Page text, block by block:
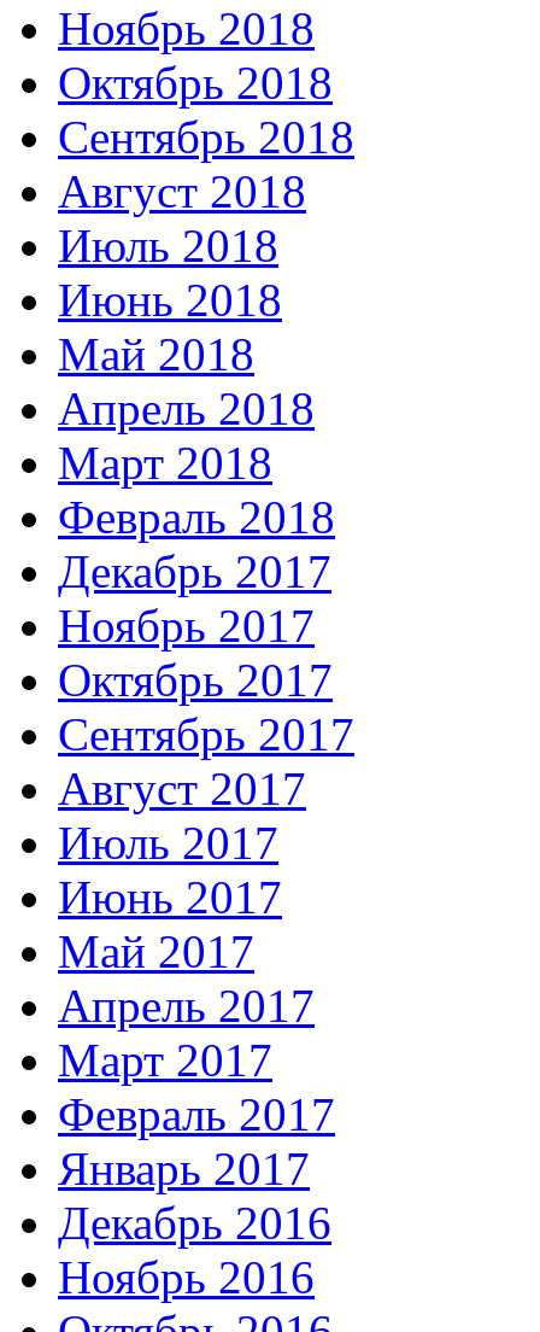
Ноябрь 2018
Октябрь 2018
Сентябрь 2018
Август 2018
Июль 2018
Июнь 2018
Май 2018
Апрель 2018
Март 2018
Февраль 2018
Декабрь 2017
Ноябрь 2017
Октябрь 2017
Сентябрь 2017
Август 2017
Июль 2017
Июнь 2017
Май 2017
Апрель 2017
Март 2017
Февраль 2017
Январь 2017
Декабрь 2016
Ноябрь 2016